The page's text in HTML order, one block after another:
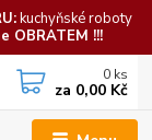
kuchyňské roboty
OBRATEM !!!
0 ks
za 0,00 Kč